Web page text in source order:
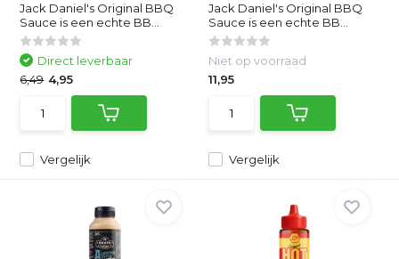
Jack Daniel's Original BBQ
Sauce is een echte BB...
Vergelijk
Direct leverbaar
6,49 4,95
Jack Daniel's Original BBQ
Sauce is een echte BB...
Vergelijk
Niet op voorraad
11,95